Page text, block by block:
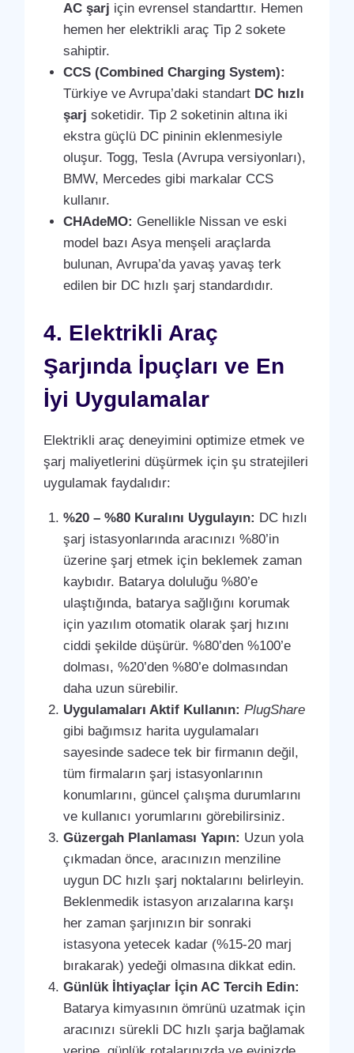
AC şarj için evrensel standarttır. Hemen
hemen her elektrikli araç Tip 2 sokete
sahiptir.
CCS (Combined Charging System):
Türkiye ve Avrupa’daki standart DC hızlı
şarj soketidir. Tip 2 soketinin altına iki
ekstra güçlü DC pininin eklenmesiyle
oluşur. Togg, Tesla (Avrupa versiyonları),
BMW, Mercedes gibi markalar CCS
kullanır.
CHAdeMO: Genellikle Nissan ve eski
model bazı Asya menşeli araçlarda
bulunan, Avrupa’da yavaş yavaş terk
edilen bir DC hızlı şarj standardıdır.
4. Elektrikli Araç
Şarjında İpuçları ve En
İyi Uygulamalar
Elektrikli araç deneyimini optimize etmek ve
şarj maliyetlerini düşürmek için şu stratejileri
uygulamak faydalıdır:
%20 – %80 Kuralını Uygulayın: DC hızlı
şarj istasyonlarında aracınızı %80’in
üzerine şarj etmek için beklemek zaman
kaybıdır. Batarya doluluğu %80’e
ulaştığında, batarya sağlığını korumak
için yazılım otomatik olarak şarj hızını
ciddi şekilde düşürür. %80’den %100’e
dolması, %20’den %80’e dolmasından
daha uzun sürebilir.
Uygulamaları Aktif Kullanın: PlugShare
gibi bağımsız harita uygulamaları
sayesinde sadece tek bir firmanın değil,
tüm firmaların şarj istasyonlarının
konumlarını, güncel çalışma durumlarını
ve kullanıcı yorumlarını görebilirsiniz.
Güzergah Planlaması Yapın: Uzun yola
çıkmadan önce, aracınızın menziline
uygun DC hızlı şarj noktalarını belirleyin.
Beklenmedik istasyon arızalarına karşı
her zaman şarjınızın bir sonraki
istasyona yetecek kadar (%15-20 marj
bırakarak) yedeği olmasına dikkat edin.
Günlük İhtiyaçlar İçin AC Tercih Edin:
Batarya kimyasının ömrünü uzatmak için
aracınızı sürekli DC hızlı şarja bağlamak